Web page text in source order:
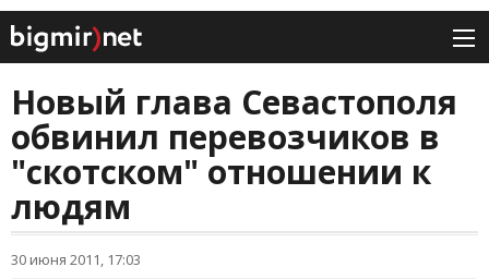
Новый глава Севастополя
обвинил перевозчиков в
"скотском" отношении к
людям
30 июня 2011, 17:03